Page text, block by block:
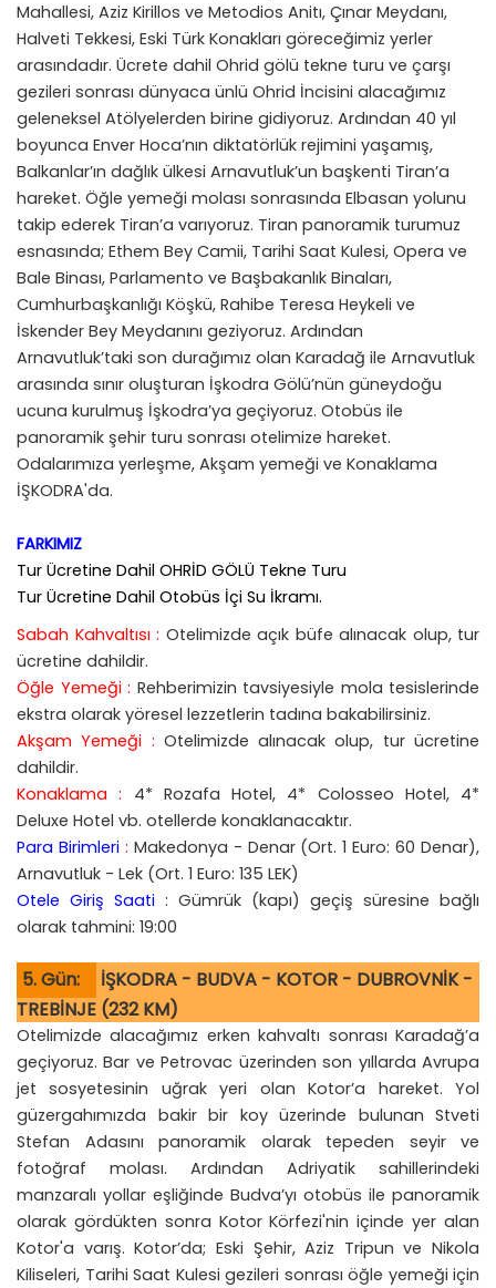
Mahallesi, Aziz Kirillos ve Metodios Anitı, Çınar Meydanı,
Halveti Tekkesi, Eski Türk Konakları göreceğimiz yerler
arasındadır. Ücrete dahil Ohrid gölü tekne turu ve çarşı
gezileri sonrası dünyaca ünlü Ohrid İncisini alacağımız
geleneksel Atölyelerden birine gidiyoruz. Ardından 40 yıl
boyunca Enver Hoca’nın diktatörlük rejimini yaşamış,
Balkanlar’ın dağlık ülkesi Arnavutluk’un başkenti Tiran’a
hareket. Öğle yemeği molası sonrasında Elbasan yolunu
takip ederek Tiran’a varıyoruz. Tiran panoramik turumuz
esnasında; Ethem Bey Camii, Tarihi Saat Kulesi, Opera ve
Bale Binası, Parlamento ve Başbakanlık Binaları,
Cumhurbaşkanlığı Köşkü, Rahibe Teresa Heykeli ve
İskender Bey Meydanını geziyoruz. Ardından
Arnavutluk’taki son durağımız olan Karadağ ile Arnavutluk
arasında sınır oluşturan İşkodra Gölü’nün güneydoğu
ucuna kurulmuş İşkodra’ya geçiyoruz. Otobüs ile
panoramik şehir turu sonrası otelimize hareket.
Odalarımıza yerleşme, Akşam yemeği ve Konaklama
İŞKODRA'da.
FARKIMIZ
Tur Ücretine Dahil OHRİD GÖLÜ Tekne Turu
Tur Ücretine Dahil Otobüs İçi Su İkramı.
Sabah Kahvaltısı : Otelimizde açık büfe alınacak olup, tur
ücretine dahildir.
Öğle Yemeği : Rehberimizin tavsiyesiyle mola tesislerinde
ekstra olarak yöresel lezzetlerin tadına bakabilirsiniz.
Akşam Yemeği : Otelimizde alınacak olup, tur ücretine
dahildir.
Konaklama : 4* Rozafa Hotel, 4* Colosseo Hotel, 4*
Deluxe Hotel vb. otellerde konaklanacaktır.
Para Birimleri : Makedonya - Denar (Ort. 1 Euro: 60 Denar),
Arnavutluk - Lek (Ort. 1 Euro: 135 LEK)
Otele Giriş Saati : Gümrük (kapı) geçiş süresine bağlı
olarak tahmini: 19:00
5. Gün:
İŞKODRA - BUDVA - KOTOR - DUBROVNİK -
TREBİNJE (232 KM)
Otelimizde alacağımız erken kahvaltı sonrası Karadağ’a
geçiyoruz. Bar ve Petrovac üzerinden son yıllarda Avrupa
jet sosyetesinin uğrak yeri olan Kotor’a hareket. Yol
güzergahımızda bakir bir koy üzerinde bulunan Stveti
Stefan Adasını panoramik olarak tepeden seyir ve
fotoğraf molası. Ardından Adriyatik sahillerindeki
manzaralı yollar eşliğinde Budva’yı otobüs ile panoramik
olarak gördükten sonra Kotor Körfezi'nin içinde yer alan
Kotor'a varış. Kotor’da; Eski Şehir, Aziz Tripun ve Nikola
Kiliseleri, Tarihi Saat Kulesi gezileri sonrası öğle yemeği için